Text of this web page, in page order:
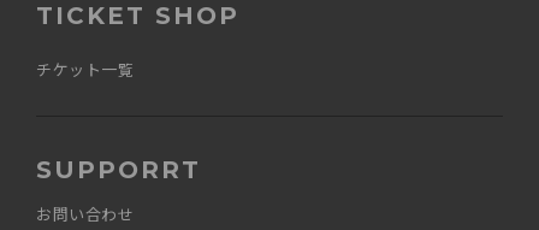
TICKET SHOP
チケット一覧
SUPPORRT
お問い合わせ